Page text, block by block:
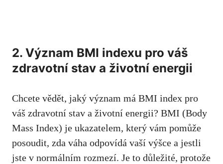
2. Význam BMI ⁣indexu pro váš
zdravotní⁤ stav a životní energii
Chcete vědět, ⁤jaký význam má BMI index pro⁢
váš zdravotní stav​ a životní energii? BMI (Body
Mass Index) je ukazatelem, který vám pomůže
posoudit, zda váha odpovídá vaší výšce a jestli
jste⁤ v normálním rozmezí. Je ⁣to důležité, protože